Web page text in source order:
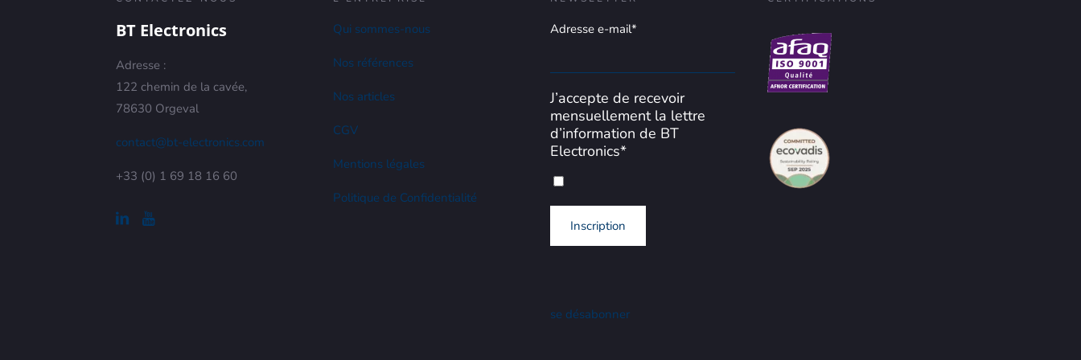
BT Electronics
Adresse :
122 chemin de la cavée,
78630 Orgeval
contact@bt-electronics.com
+33 (0) 1 69 18 16 60
Qui sommes-nous
Nos références
Nos articles
CGV
Mentions légales
Politique de Confidentialité
Adresse e-mail*
J’accepte de recevoir
mensuellement la lettre
d’information de BT
Electronics*
se désabonner